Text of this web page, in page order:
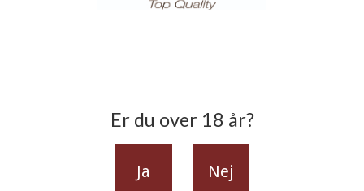
Er du over 18 år?
Ja Nej